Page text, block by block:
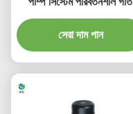
সেরা দাম পান